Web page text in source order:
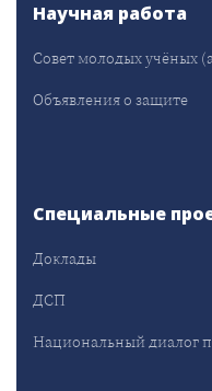
Научная работа
Совет молодых учёных
Объявления о защите
Специальные
Доклады
ДСП
Национальный диалог